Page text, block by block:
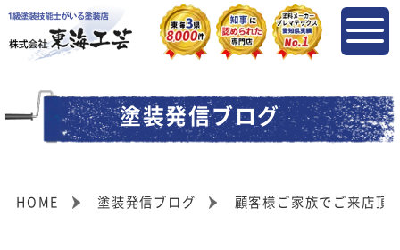
塗装発信ブログ
HOME 塗装発信ブログ 顧客様ご家族でご来店頂